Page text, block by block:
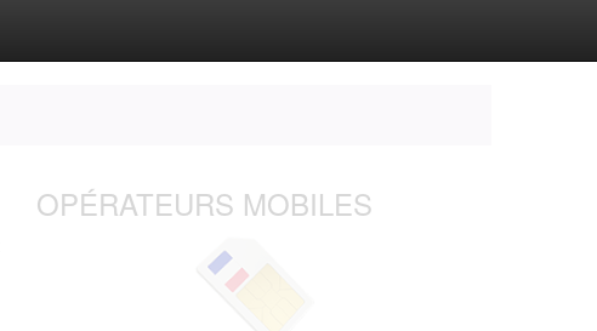
OPÉRATEURS MOBILES